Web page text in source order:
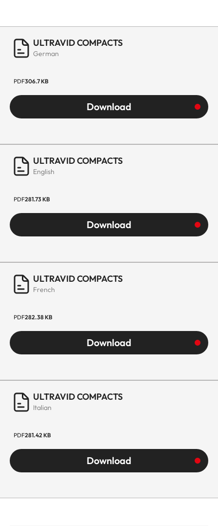
ULTRAVID COMPACTS
German
PDF306.7 KB
Download
ULTRAVID COMPACTS
English
PDF281.73 KB
Download
ULTRAVID COMPACTS
French
PDF282.38 KB
Download
ULTRAVID COMPACTS
Italian
PDF281.42 KB
Download